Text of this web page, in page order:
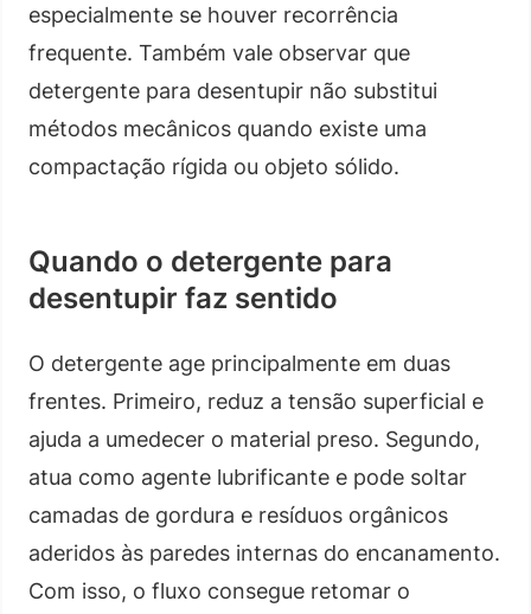
especialmente se houver recorrência
frequente. Também vale observar que
detergente para desentupir não substitui
métodos mecânicos quando existe uma
compactação rígida ou objeto sólido.
Quando o detergente para
desentupir faz sentido
O detergente age principalmente em duas
frentes. Primeiro, reduz a tensão superficial e
ajuda a umedecer o material preso. Segundo,
atua como agente lubrificante e pode soltar
camadas de gordura e resíduos orgânicos
aderidos às paredes internas do encanamento.
Com isso, o fluxo consegue retomar o